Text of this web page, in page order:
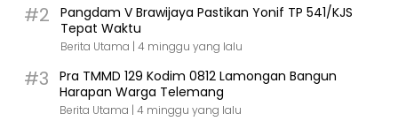
#2
Pangdam V Brawijaya Pastikan Yonif TP 541/KJS
Tepat Waktu
Berita Utama | 4 minggu yang lalu
#3
Pra TMMD 129 Kodim 0812 Lamongan Bangun
Harapan Warga Telemang
Berita Utama | 4 minggu yang lalu